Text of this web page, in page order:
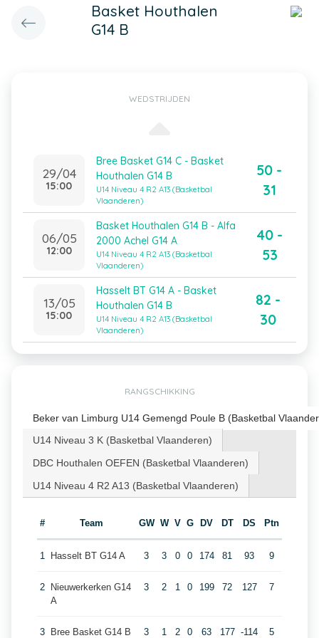
Basket Houthalen
G14 B
WEDSTRIJDEN
29/04
15:00
Bree Basket G14 C - Basket
Houthalen G14 B
U14 Niveau 4 R2 A13 (Basketbal
Vlaanderen)
50 -
31
06/05
12:00
Basket Houthalen G14 B - Alfa
2000 Achel G14 A
U14 Niveau 4 R2 A13 (Basketbal
Vlaanderen)
40 -
53
13/05
15:00
Hasselt BT G14 A - Basket
Houthalen G14 B
U14 Niveau 4 R2 A13 (Basketbal
Vlaanderen)
82 -
30
RANGSCHIKKING
Beker van Limburg U14 Gemengd Poule B (Basketbal
U14 Niveau 3 K (Basketbal Vlaanderen)
DBC Houthalen OEFEN (Basketbal Vlaanderen)
U14 Niveau 4 R2 A13 (Basketbal Vlaanderen)
# Team GW W V G DV DT DS Ptn
1 Hasselt BT G14 A 3 3 0 0 174 81 93 9
2
Nieuwerkerken G14
A
3 2 1 0 199 72 127 7
3 Bree Basket G14 B 3 1 2 0 63 177 -114 5